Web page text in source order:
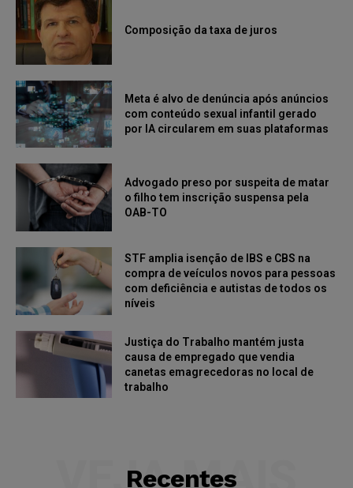
Composição da taxa de juros
Meta é alvo de denúncia após anúncios
com conteúdo sexual infantil gerado
por IA circularem em suas plataformas
Advogado preso por suspeita de matar
o filho tem inscrição suspensa pela
OAB-TO
STF amplia isenção de IBS e CBS na
compra de veículos novos para pessoas
com deficiência e autistas de todos os
níveis
Justiça do Trabalho mantém justa
causa de empregado que vendia
canetas emagrecedoras no local de
trabalho
Recentes